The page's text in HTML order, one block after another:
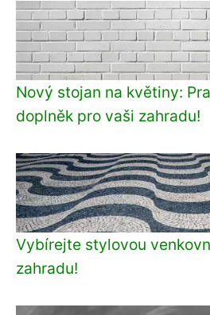
Nový stojan na květiny:
doplněk pro vaši zahradu!
Vybírejte stylovou
zahradu!